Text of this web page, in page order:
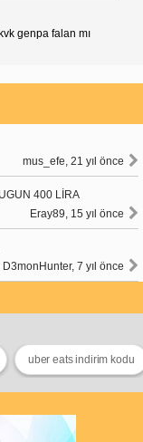
genpa falan mı
mus_efe, 21 yıl önce
400 LİRA
Eray89, 15 yıl önce
D3monHunter, 7 yıl önce
uber eats indirim kodu